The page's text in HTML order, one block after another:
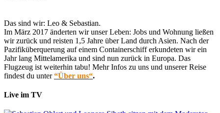
Das sind wir: Leo & Sebastian.
Im März 2017 änderten wir unser Leben: Jobs und Wohnung ließen
wir zurück und reisten 1,5 Jahre über Land durch Asien. Nach der
Pazifiküberquerung auf einem Containerschiff erkundeten wir ein
Jahr lang Mittelamerika und sind nun zurück in Europa. Das
Flugzeug ist weiterhin tabu! Mehr Infos zu uns und unserer Reise
findest du unter“Über uns“.
Live im TV